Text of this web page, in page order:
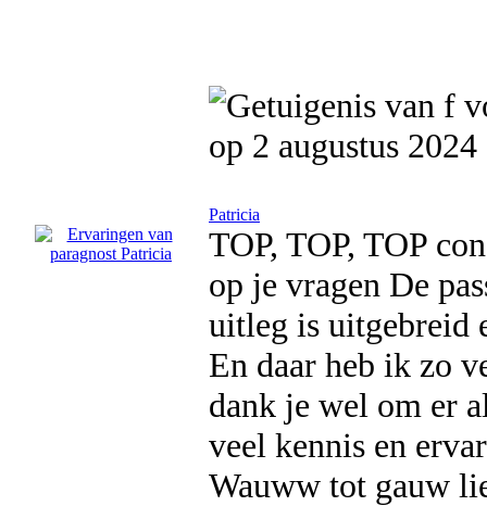
op 2 augustus 2024
Patricia
TOP, TOP, TOP
op je vragen De
uitleg is uitgebreid
En daar heb ik zo
dank je wel om er
veel kennis en
Wauww tot gauw